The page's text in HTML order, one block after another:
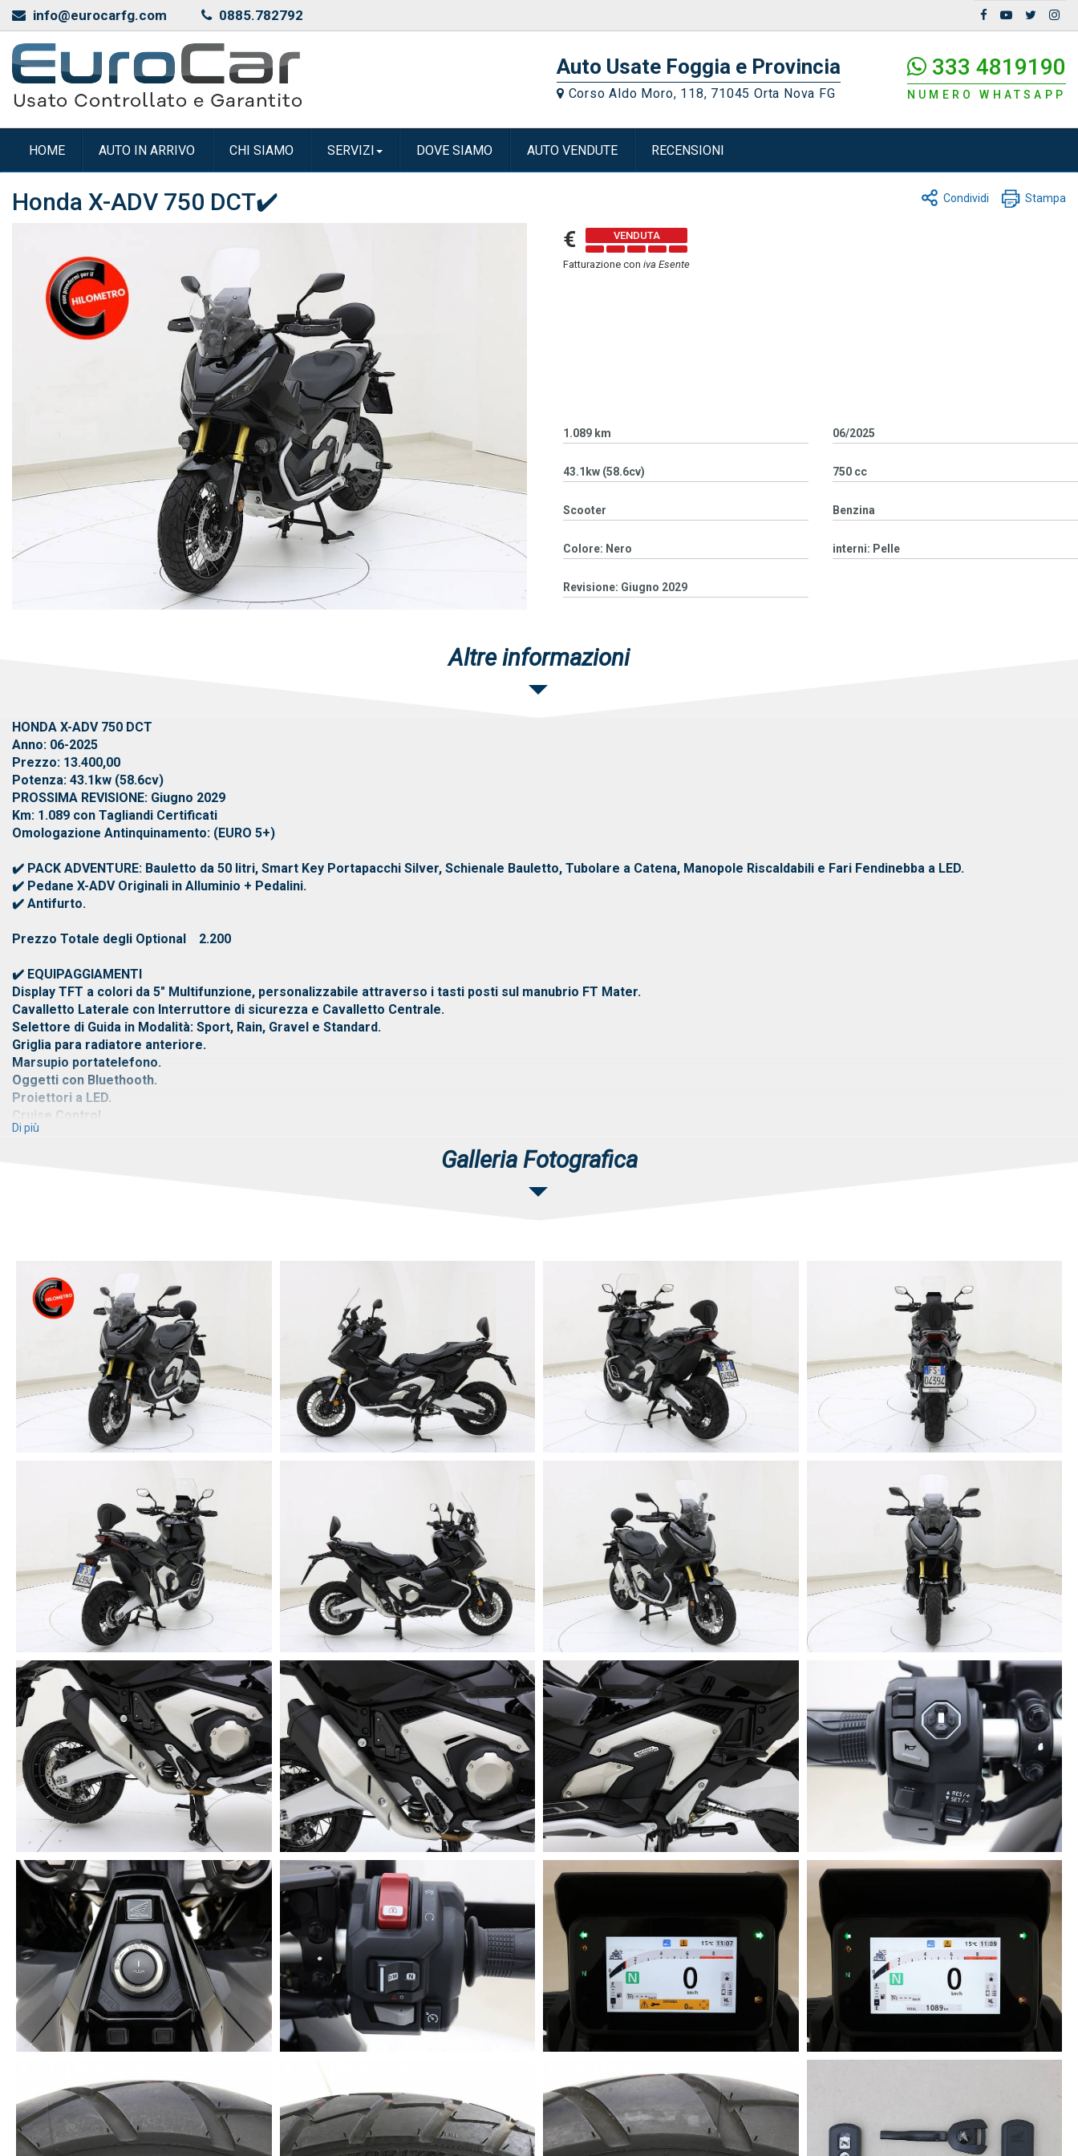
info@eurocarfg.com 0885.782792
Auto Usate Foggia e Provincia
Corso Aldo Moro, 118, 71045 Orta Nova FG
333 4819190
NUMERO WHATSAPP
HOME AUTO IN ARRIVO CHI SIAMO SERVIZI DOVE SIAMO AUTO VENDUTE RECENSIONI
Honda X-ADV 750 DCT✔️ Condividi Stampa
€
Fatturazione con iva Esente
1.089 km 06/2025
43.1kw (58.6cv) 750 cc
Scooter Benzina
Colore: Nero interni: Pelle
Revisione: Giugno 2029
Altre informazioni
HONDA X-ADV 750 DCT
Anno: 06-2025
Prezzo: 13.400,00
Potenza: 43.1kw (58.6cv)
PROSSIMA REVISIONE: Giugno 2029
Km: 1.089 con Tagliandi Certificati
Omologazione Antinquinamento: (EURO 5+)
✔️ PACK ADVENTURE: Bauletto da 50 litri, Smart Key Portapacchi Silver, Schienale Bauletto, Tubolare a Catena, Manopole Riscaldabili e Fari Fendinebba a LED.
✔️ Pedane X-ADV Originali in Alluminio + Pedalini.
✔️ Antifurto.
Prezzo Totale degli Optional 2.200
✔️ EQUIPAGGIAMENTI
Display TFT a colori da 5" Multifunzione, personalizzabile attraverso i tasti posti sul manubrio FT Mater.
Cavalletto Laterale con Interruttore di sicurezza e Cavalletto Centrale.
Selettore di Guida in Modalità: Sport, Rain, Gravel e Standard.
Griglia para radiatore anteriore.
Marsupio portatelefono.
Oggetti con Bluethooth.
Proiettori a LED.
Cruise Control.
Interasse: 1.590 mm
Altezza Sella: 820 mm
Avancorsa: 104 mm
Luce da Terra: 165 mm
Lunghezza: 2.215 mm
Larghezza: 940 mm
Altezza: 1.370 mm
✔️ MOTORE
Configurazione Cilindri: 2 Cilindri in Parallelo
Distribuzione: Singolo albero a camme in testa
Raffreddamento: Liquido
Alimentazionne: Iniezione Elettronica
Alesaggio per Corsa: 77mm x 80mm
Rapporto di Compressione: 10.7:1
Velocità Massima: 160 Km/h
Emissioni di Co2: 85 g/km
Frizione: Multidisco doppia a bagno d'olio
Cambio: Automatico a doppia Friziione
Trasmissione DCT a 6 Rapporti
Avviamento: Elettrico
Olio: 10W30 MA (MC OIL - 1L) 3,4 Litri
✔️ CAPACITA'
Capacità Serbatoio: 13,2 Litri
Combustibile: Benzina
Consumo 27,8 KM/L
✔️ CICLISTICA
ABS
Freno Anteriore: 296 mm
Freno Posteriore: 240 mm
✔️ Razze: A Raggi Tangenziali in Acciaio
Pneumatico Anteriore: 120/70-17M/C (58H)
Pneumatico Posteriore: 160/60-15M/C (67H)
Sospensione Anteriore: Forcella Rovesciata da 41 mm Corsa 130 mm
Sospensione Posteriore: Monoammortizzatore con Pro-Link da 150 mm
✔️ Il modello garantisce inoltre la possibilità di cambio a doppia frizione DCT con altri programmi di cambio marcia inseriti nei Riding Mode. Rispetto al prototipo precedente,
questo modello ha maggior capacità di carico ed è dotato di una presa USB di tipo C.
✔️ Grazie al cavo presente sul display, c'è la possibilità di poter caricare senza problemi il proprio smartphone e con la presenza della funzione Bluetooth è si possono
effettuare chiamate ed ascoltare comodamente la musica quando si è in viaggio, senza distrarsi.
✔️ L'Honda X-ADV ha un peso di 236 kg ed è capace di coprire in 3,2 secondi circa 50 metri e raggiunge una velocità massima di circa 160 km/h.
✔️ Il serbatoio contiene 13,2 litri di carburante, per un'autonomia di viaggio di almeno 370 km. Dal punto di vista della sicurezza, gli indicatori di segnalano anche la frenata di
emergenza quando si tocca la velocità di almeno 53 km/h.
Di più
Galleria Fotografica